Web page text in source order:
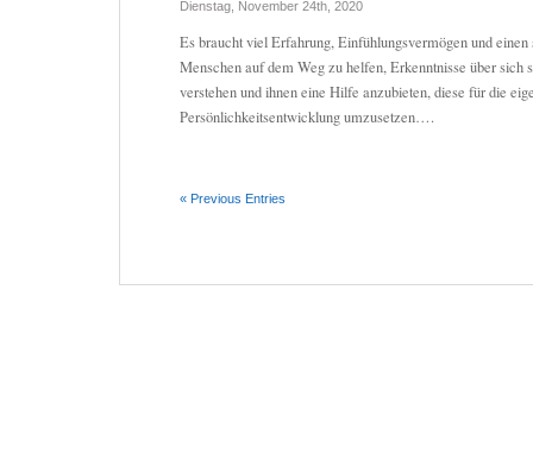
Dienstag, November 24th, 2020
Es braucht viel Erfahrung, Einfühlungsvermögen und
Menschen auf dem Weg zu helfen, Erkenntnisse über sich
verstehen und ihnen eine Hilfe anzubieten, diese für die
Persönlichkeitsentwicklung umzusetzen….
« Previous Entries